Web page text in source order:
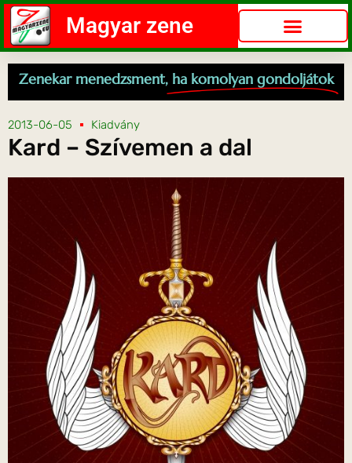
Magyar zene
Zenekar menedzsment, ha komolyan gondoljátok
2013-06-05 Kiadvány
Kard – Szívemen a dal